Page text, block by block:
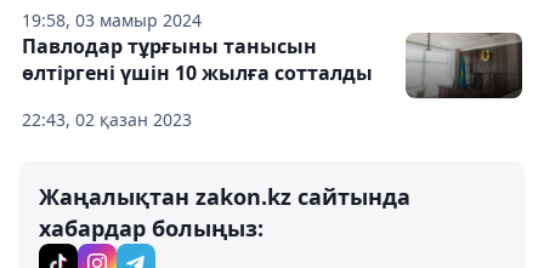
19:58, 03 мамыр 2024
22:43, 02 қазан 2023
Павлодар тұрғыны танысын
өлтіргені үшін 10 жылға сотталды
Жаңалықтан zakon.kz сайтында
хабардар болыңыз: